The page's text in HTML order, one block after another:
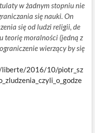
w żadnym stopniu nie
się nauki. On
się od ludzi religii, de
teorię moralności (jedną z
wierzący by się
2016/10/piotr_sz